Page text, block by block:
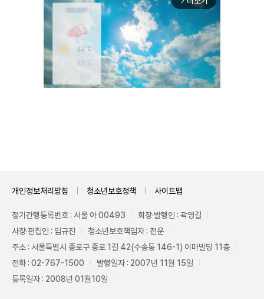
개인정보처리방침 청소년보호정책 사이트맵
정기간행등록번호 : 서울 아 00493
회장·발행인 : 곽영길
사장·편집인 : 임규진
청소년보호책임자 : 전운
주소 : 서울특별시 종로구 종로 1길 42(수송동 146-1) 이마빌딩 11층
전화 : 02-767-1500
발행일자 : 2007년 11월 15일
등록일자 : 2008년 01월10일